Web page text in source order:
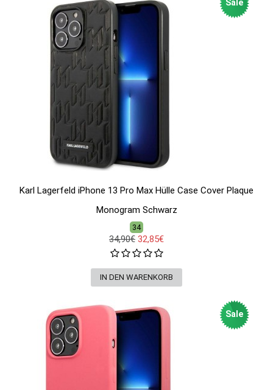
Sale
Karl Lagerfeld iPhone 13 Pro Max Hülle Case Cover Plaque
Monogram Schwarz
34
34,90€ 32,85€
Sale